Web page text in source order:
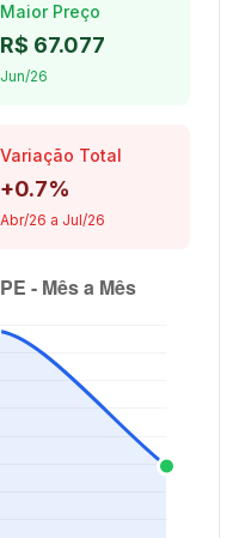
Maior Preço
R$ 67.077
Jun/26
Variação Total
+0.7%
Abr/26 a Jul/26